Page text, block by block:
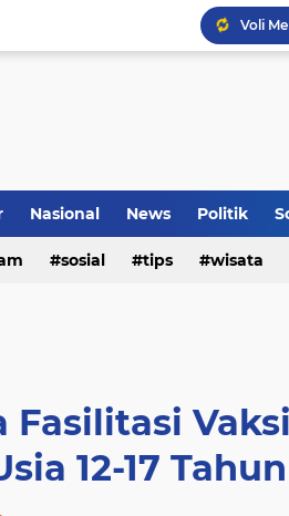
Voli
Nasional News Politik
sosial tips wisata
Fasilitasi
12-17 Tahun